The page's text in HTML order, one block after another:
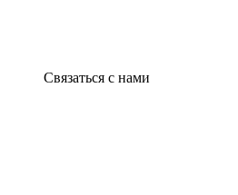
Связаться с нами